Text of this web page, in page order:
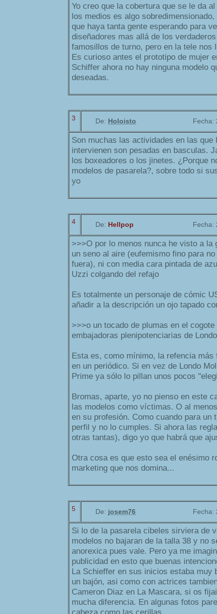
Yo creo que la cobertura que se le da
los medios es algo
que haya tanta gente esperando para
diseñadores mas allá de los
famosillos de turno, pero en la tele nos
Es curioso antes el prototipo de mujer
Schiffer ahora no hay ninguna modelo
deseadas.
3 De: Holoisto Fecha:
Son muchas las actividades en las que
intervienen son pesadas en basculas.
los boxeadores o los jinetes. ¿Porque
modelos de pasarela?, sobre todo si
yo
4 De: Hellpop Fecha:
>>>O por lo menos nunca he visto a la
un seno al aire (eufemismo fino para
fuera), ni con media cara pintada de
Uzzi colgando del refajo
Es totalmente un personaje de cómic
añadir a la descripción un ojo tapado
>>>o un tocado de plumas en el
embajadoras plenipotenciarias de
Esta es, como mínimo, la refencia
en un periódico. Si en vez de Londo
Prime ya sólo lo pillan unos pocos
Bromas, aparte, yo no pienso en este
las modelos como víctimas. O al
en su profesión. Como cuando para un
perfil y no lo cumples. Si ahora las
otras tantas), digo yo que habrá que
Otra cosa es que esto sea el enésimo
marketing que nos domina...
5 De: josem76 Fecha:
Si lo de la pasarela cibeles sirviera de
modelos no bajaran de la talla 38 y no
anorexica pues vale. Pero ya me
publicidad en esto que buenas
La Schieffer en sus inicios estaba muy
un bajón, asi como con actrices
Cameron Diaz en La Mascara, si os
mucha diferencia. En algunas fotos